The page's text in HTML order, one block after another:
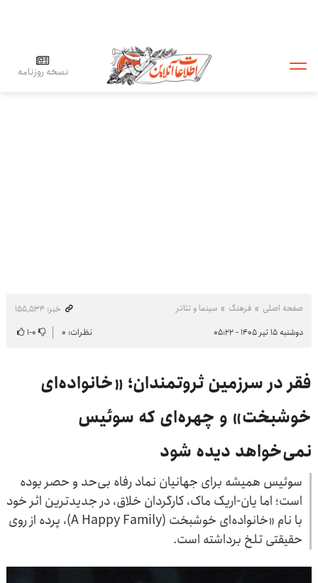
نسخه روزنامه
صفحه اصلی فرهنگ سینما و تئاتر
خبر: ۱۵۵٬۵۳۴
دوشنبه ۱۵ تیر ۱۴۰۵ - ۰۵:۲۲
نظرات: ۰ ۰-۱
فقر در سرزمین ثروتمندان؛ «خانواده‌ای
خوشبخت» و چهره‌ای که سوئیس
نمی‌خواهد دیده شود
سوئیس همیشه برای جهانیان نماد رفاه بی‌حد و حصر بوده
است؛ اما یان-اریک ماک، کارگردان خلاق، در جدیدترین اثر خود
با نام «خانواده‌ای خوشبخت (A Happy Family)، پرده از روی
حقیقتی تلخ برداشته است.